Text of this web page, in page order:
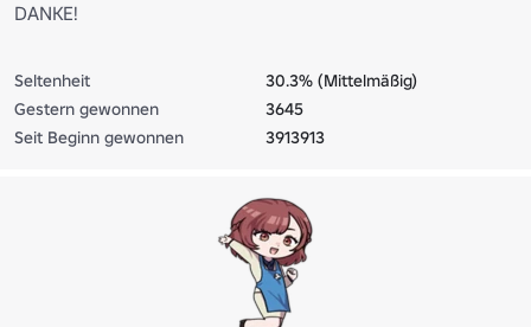
DANKE!
Seltenheit
30.3% (Mittelmäßig)
Gestern gewonnen
3645
Seit Beginn gewonnen
3913913